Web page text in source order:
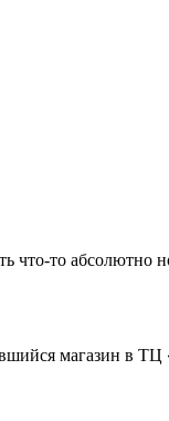
что-то абсолютно
магазин в ТЦ